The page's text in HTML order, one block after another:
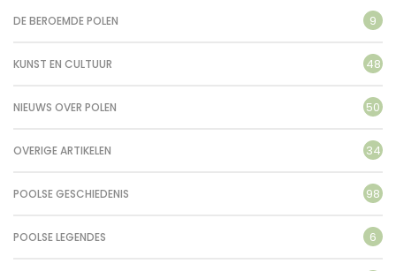
DE BEROEMDE POLEN 9
KUNST EN CULTUUR 48
NIEUWS OVER POLEN 50
OVERIGE ARTIKELEN 34
POOLSE GESCHIEDENIS 98
POOLSE LEGENDES 6